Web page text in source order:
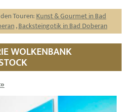
Touren:Kunst & Gourmet in Bad
,Backsteingotik in Bad Doberan
WOLKENBANK